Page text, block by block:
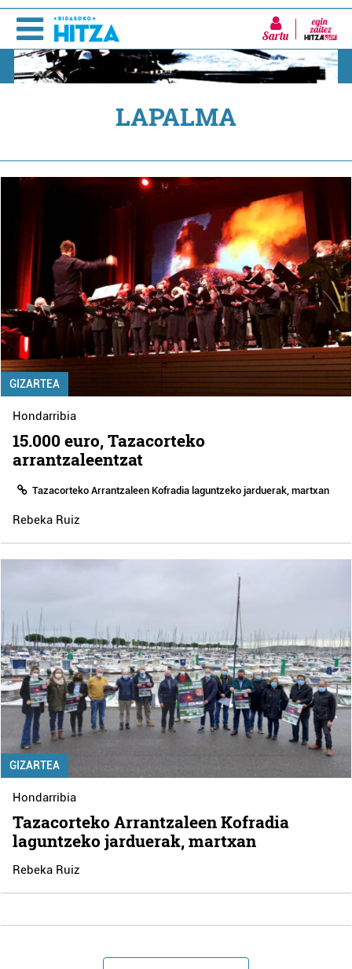
Sartu
LAPALMA
GIZARTEA
Hondarribia
15.000 euro, Tazacorteko
arrantzaleentzat
Tazacorteko Arrantzaleen Kofradia laguntzeko jarduerak, martxan
Rebeka Ruiz
GIZARTEA
Hondarribia
Tazacorteko Arrantzaleen Kofradia
laguntzeko jarduerak, martxan
Rebeka Ruiz